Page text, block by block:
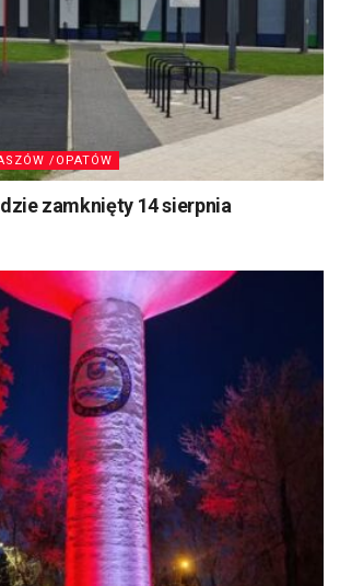
/OPATÓW
zamknięty 14 sierpnia